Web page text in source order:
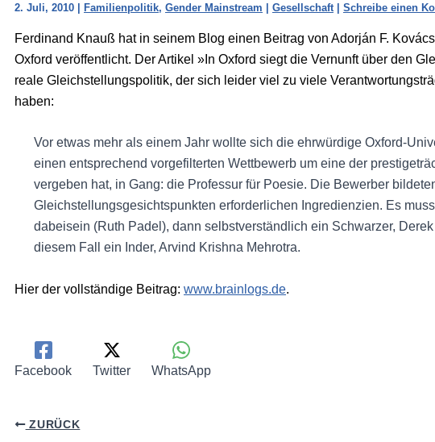
2. Juli, 2010 | Familienpolitik, Gender Mainstream | Gesellschaft | Schreibe einen
Ferdinand Knauß hat in seinem Blog einen Beitrag von Adorján F.
Oxford veröffentlicht. Der Artikel »In Oxford siegt die Vernunft über den
reale Gleichstellungspolitik, der sich leider viel zu viele
haben:
Vor etwas mehr als einem Jahr wollte sich die ehrwürdige Oxford-
einen entsprechend vorgefilterten Wettbewerb um eine der
vergeben hat, in Gang: die Professur für Poesie. Die Bewerber
Gleichstellungsgesichtspunkten erforderlichen Ingredienzien. Es
dabeisein (Ruth Padel), dann selbstverständlich ein Schwarzer,
diesem Fall ein Inder, Arvind Krishna Mehrotra.
Hier der vollständige Beitrag: www.brainlogs.de.
Facebook Twitter WhatsApp
ZURÜCK